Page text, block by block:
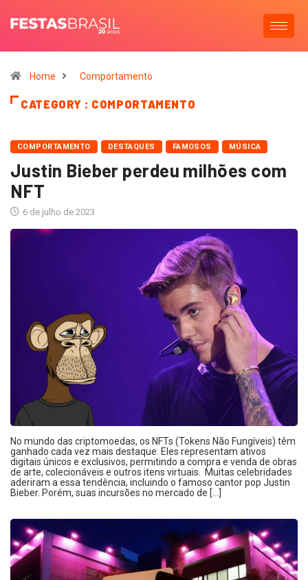
Home Comportamento
CATEGORY : COMPORTAMENTO
COMPORTAMENTO DESTAQUES FAMOSOS MÚSICA
Justin Bieber perdeu milhões com
NFT
6 de julho de 2023
No mundo das criptomoedas, os NFTs (Tokens Não Fungíveis) têm
ganhado cada vez mais destaque. Eles representam ativos
digitais únicos e exclusivos, permitindo a compra e venda de obras
de arte, colecionáveis e outros itens virtuais. Muitas celebridades
aderiram a essa tendência, incluindo o famoso cantor pop Justin
Bieber. Porém, suas incursões no mercado de […]